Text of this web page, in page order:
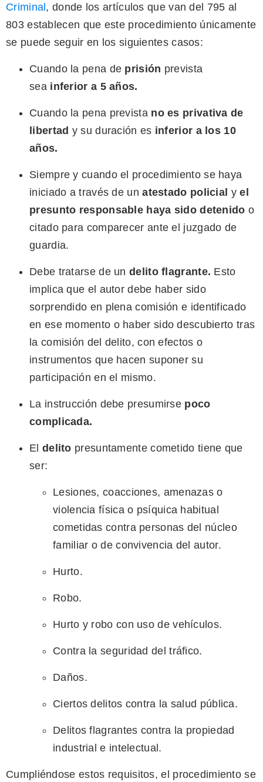
Criminal , donde los artículos que van del 795 al
803 establecen que este procedimiento únicamente
se puede seguir en los siguientes casos:
Cuando la pena de prisión prevista
sea inferior a 5 años.
Cuando la pena prevista no es privativa de
libertad y su duración es inferior a los 10
años.
Siempre y cuando el procedimiento se haya
iniciado a través de un atestado policial yel
presunto responsable haya sido detenido o
citado para comparecer ante el juzgado de
guardia.
Debe tratarse de un delito flagrante. Esto
implica que el autor debe haber sido
sorprendido en plena comisión e identificado
en ese momento o haber sido descubierto tras
la comisión del delito, con efectos o
instrumentos que hacen suponer su
participación en el mismo.
La instrucción debe presumirse poco
complicada.
El delito presuntamente cometido tiene que
ser:
Lesiones, coacciones, amenazas o
violencia física o psíquica habitual
cometidas contra personas del núcleo
familiar o de convivencia del autor.
Hurto.
Robo.
Hurto y robo con uso de vehículos.
Contra la seguridad del tráfico.
Daños.
Ciertos delitos contra la salud pública.
Delitos flagrantes contra la propiedad
industrial e intelectual.
Cumpliéndose estos requisitos, el procedimiento se